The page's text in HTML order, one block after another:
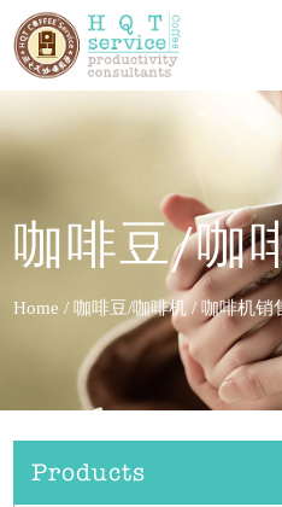
咖啡豆/咖
Home / 咖啡豆/咖啡机/咖啡机销
Products